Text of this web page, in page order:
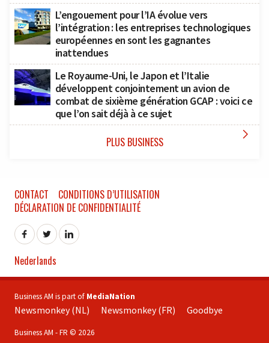
L’engouement pour l’IA évolue vers
l’intégration : les entreprises technologiques
européennes en sont les gagnantes
inattendues
Le Royaume-Uni, le Japon et l’Italie
développent conjointement un avion de
combat de sixième génération GCAP : voici ce
que l’on sait déjà à ce sujet
PLUS BUSINESS 
CONTACT
CONDITIONS D’UTILISATION
DÉCLARATION DE CONFIDENTIALITÉ
Nederlands
Business AM is part of MediaNation
Newsmonkey (NL) Newsmonkey (FR) Goodbye
Business AM - FR © 2026